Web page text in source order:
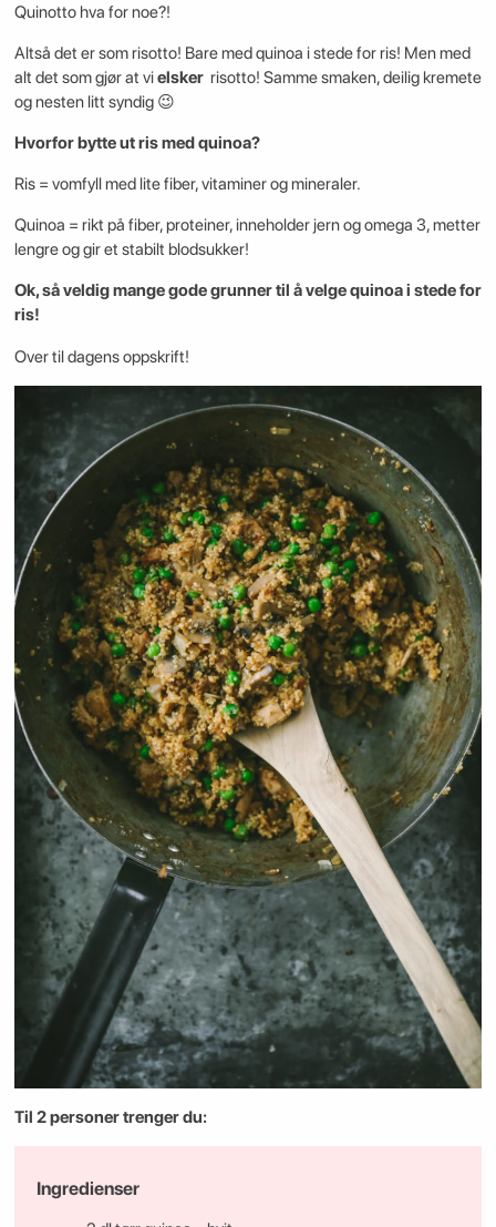
Quinotto hva for noe?!
Altså det er som risotto! Bare med quinoa i stede for ris! Men med
alt det som gjør at vielsker risotto! Samme smaken, deilig kremete
og nesten litt syndig 😉
Hvorfor bytte ut ris med quinoa?
Ris = vomfyll med lite fiber, vitaminer og mineraler.
Quinoa = rikt på fiber, proteiner, inneholder jern og omega 3, metter
lengre og gir et stabilt blodsukker!
Ok, så veldig mange gode grunner til å velge quinoa i stede for
ris!
Over til dagens oppskrift!
Til 2 personer trenger du:
Ingredienser